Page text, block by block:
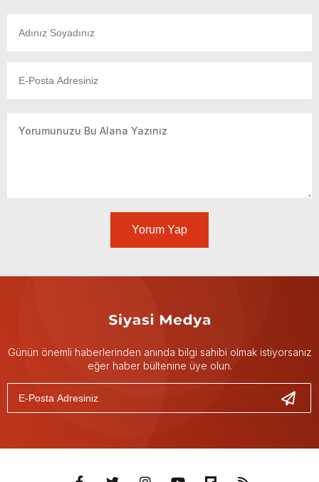
Yorum Yap
Günün önemli haberlerinden anında bilgi sahibi olmak istiyorsanız
eğer haber bültenine üye olun.